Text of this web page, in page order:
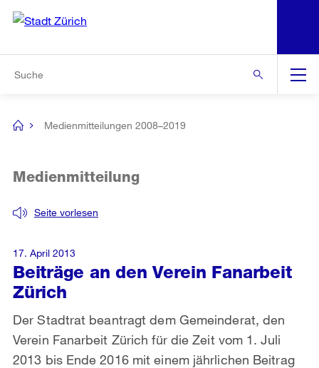
Navigation
[no
Medienmitteilungen 2008–2019
Beiträge an den Verein Fanarbeit
Zürich
Seite vorlesen
Medienmitteilung
Der Stadtrat beantragt dem Gemeinderat, den
Verein Fanarbeit Zürich für die Zeit vom 1. Juli
2013 bis Ende 2016 mit einem jährlichen Beitrag
17. April 2013